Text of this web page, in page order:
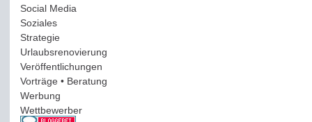
Social Media
Soziales(37)
Strategie(220)
Urlaubsrenovierung
Veröffentlichungen
Vorträge • Beratung
Werbung
Wettbewerber(61)